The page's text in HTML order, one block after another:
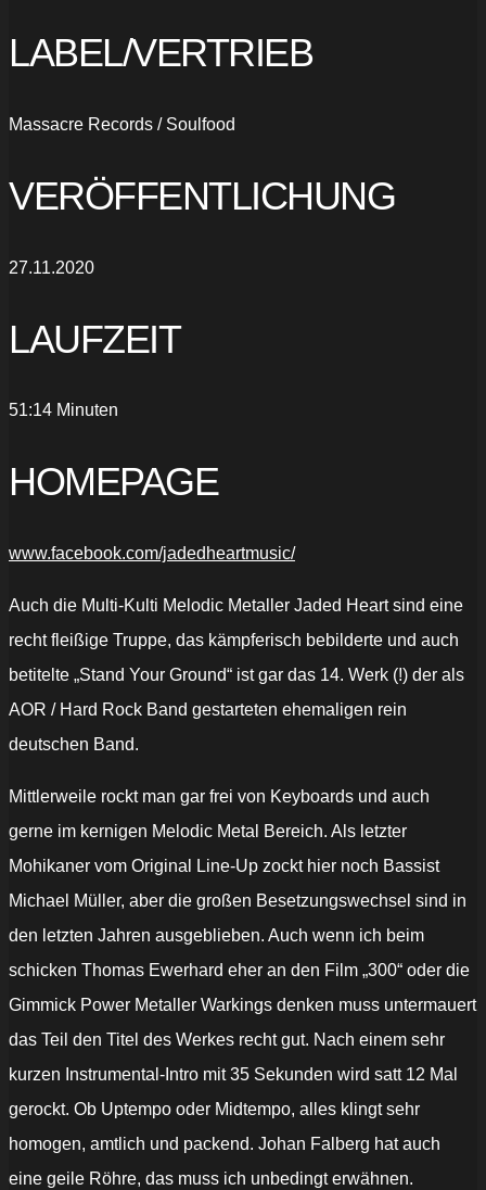
LABEL/VERTRIEB
Massacre Records / Soulfood
VERÖFFENTLICHUNG
27.11.2020
LAUFZEIT
51:14 Minuten
HOMEPAGE
www.facebook.com/jadedheartmusic/
Auch die Multi-Kulti Melodic Metaller Jaded Heart sind eine
recht fleißige Truppe, das kämpferisch bebilderte und auch
betitelte „Stand Your Ground“ ist gar das 14. Werk (!) der als
AOR / Hard Rock Band gestarteten ehemaligen rein
deutschen Band.
Mittlerweile rockt man gar frei von Keyboards und auch
gerne im kernigen Melodic Metal Bereich. Als letzter
Mohikaner vom Original Line-Up zockt hier noch Bassist
Michael Müller, aber die großen Besetzungswechsel sind in
den letzten Jahren ausgeblieben. Auch wenn ich beim
schicken Thomas Ewerhard eher an den Film „300“ oder die
Gimmick Power Metaller Warkings denken muss untermauert
das Teil den Titel des Werkes recht gut. Nach einem sehr
kurzen Instrumental-Intro mit 35 Sekunden wird satt 12 Mal
gerockt. Ob Uptempo oder Midtempo, alles klingt sehr
homogen, amtlich und packend. Johan Falberg hat auch
eine geile Röhre, das muss ich unbedingt erwähnen.